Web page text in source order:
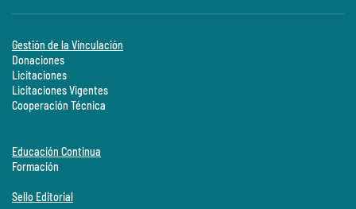
Gestión de la Vinculación
Donaciones
Licitaciones
Licitaciones Vigentes
Cooperación Técnica
Educación Continua
Formación
Sello Editorial